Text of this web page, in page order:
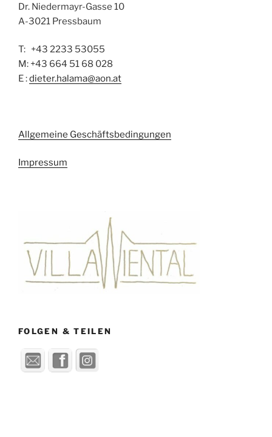
Dr. Niedermayr-Gasse 10
A-3021 Pressbaum
T: +43 2233 53055
M: +43 664 51 68 028
E :dieter.halama@aon.at
Allgemeine Geschäftsbedingungen
Impressum
FOLGEN & TEILEN